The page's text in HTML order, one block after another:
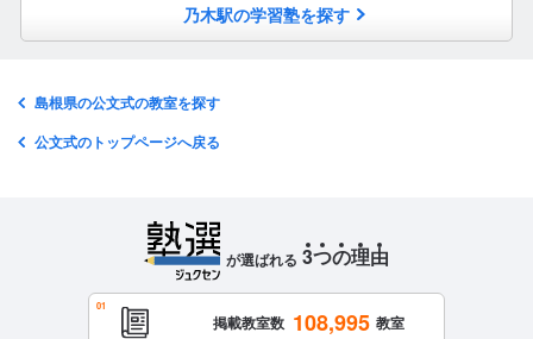
乃木駅の学習塾を探す
島根県の公文式の教室を探す
公文式のトップページへ戻る
が選ばれる 3つの理由
掲載教室数 108,995 教室